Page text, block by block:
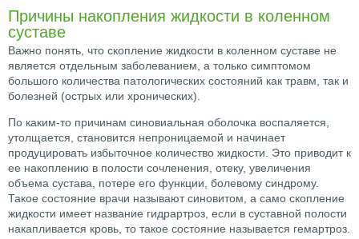
Причины накопления жидкости в коленном
суставе
Важно понять, что скопление жидкости в коленном суставе не
является отдельным заболеванием, а только симптомом
большого количества патологических состояний как травм, так и
болезней (острых или хронических).
По каким-то причинам синовиальная оболочка воспаляется,
утолщается, становится непроницаемой и начинает
продуцировать избыточное количество жидкости. Это приводит к
ее накоплению в полости сочленения, отеку, увеличения
объема сустава, потере его функции, болевому синдрому.
Такое состояние врачи называют синовитом, а само скопление
жидкости имеет название гидрартроз, если в суставной полости
накапливается кровь, то такое состояние называется гемартроз.